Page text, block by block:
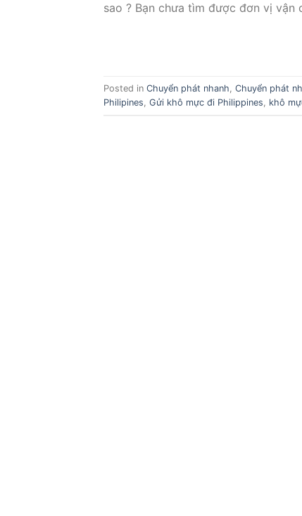
sao ? Bạn chưa tìm được đơn vị vận
Posted in Chuyển phát nhanh Chuyển phát
Philipines Gửi khô mực đi Philippines khô